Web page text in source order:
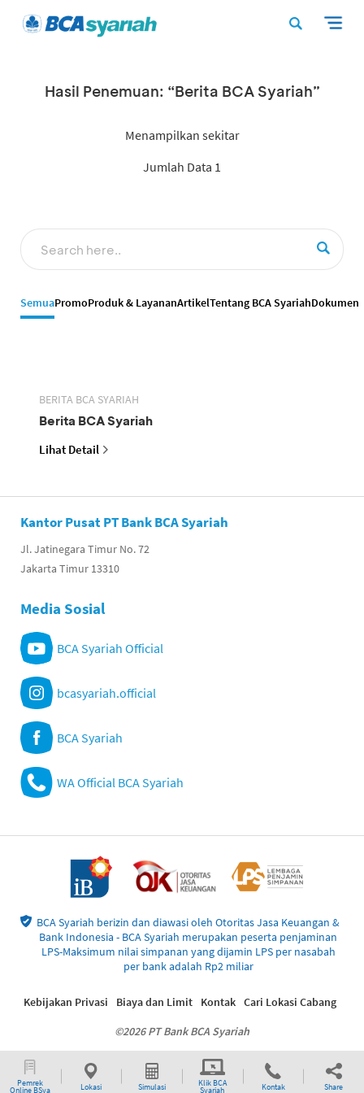
Pemrek
Online BSya Lokasi Simulasi Klik BCA
Syariah Kontak Share
Hasil Penemuan: “Berita BCA Syariah”
Menampilkan sekitar
Jumlah Data 1
SemuaPromoProduk & LayananArtikelTentang BCA SyariahDokumen
BERITA BCA SYARIAH
Berita BCA Syariah
Lihat Detail
Kantor Pusat PT Bank BCA Syariah
Jl. Jatinegara Timur No. 72
Jakarta Timur 13310
Media Sosial
BCA Syariah Official
bcasyariah.official
BCA Syariah
WA Official BCA Syariah
BCA Syariah berizin dan diawasi oleh Otoritas Jasa Keuangan &
Bank Indonesia - BCA Syariah merupakan peserta penjaminan
LPS-Maksimum nilai simpanan yang dijamin LPS per nasabah
per bank adalah Rp2 miliar
©2026 PT Bank BCA Syariah
Kebijakan Privasi Biaya dan Limit Kontak Cari Lokasi Cabang